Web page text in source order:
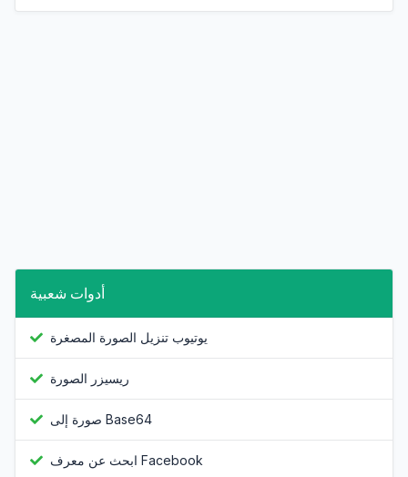
أدوات شعبية
يوتيوب تنزيل الصورة المصغرة
ريسيزر الصورة
صورة إلى Base64
ابحث عن معرف Facebook